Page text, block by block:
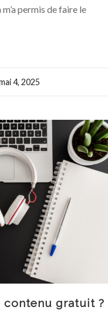
permis de faire le
4, 2025
contenu gratuit ?